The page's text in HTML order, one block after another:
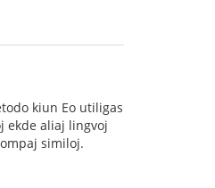
kiun Eo utiligas
ekde aliaj lingvoj
similoj.